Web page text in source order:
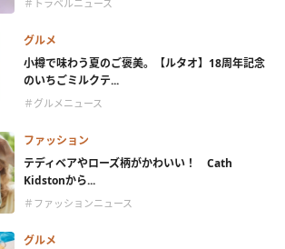
＃トラベルニュース
グルメ
小樽で味わう夏のご褒美。【ルタオ】18周年記念
のいちごミルクテ...
＃グルメニュース
ファッション
テディベアやローズ柄がかわいい！ Cath
Kidstonから...
＃ファッションニュース
グルメ